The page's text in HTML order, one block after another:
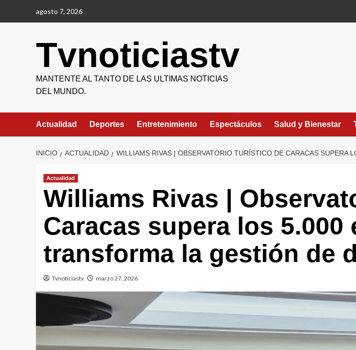
agosto 7, 2026
Tvnoticiastv
MANTENTE AL TANTO DE LAS ULTIMAS NOTICIAS
DEL MUNDO.
Actualidad Deportes Entretenimiento Espectáculos Salud y Bienestar
INICIO ACTUALIDAD WILLIAMS RIVAS | OBSERVATORIO TURÍSTICO DE CARACAS SUPERA
Actualidad
Williams Rivas |
Caracas supera los
transforma la gestión de
Tvnoticiastv marzo 27, 2026